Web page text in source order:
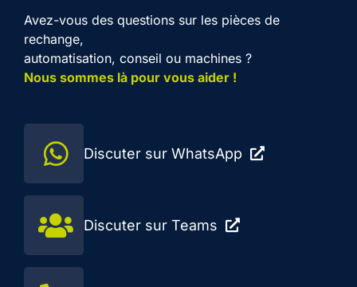
Avez-vous des questions sur les pièces de
rechange,
automatisation, conseil ou machines ?
Nous sommes là pour vous aider !
Discuter sur WhatsApp
Discuter sur Teams